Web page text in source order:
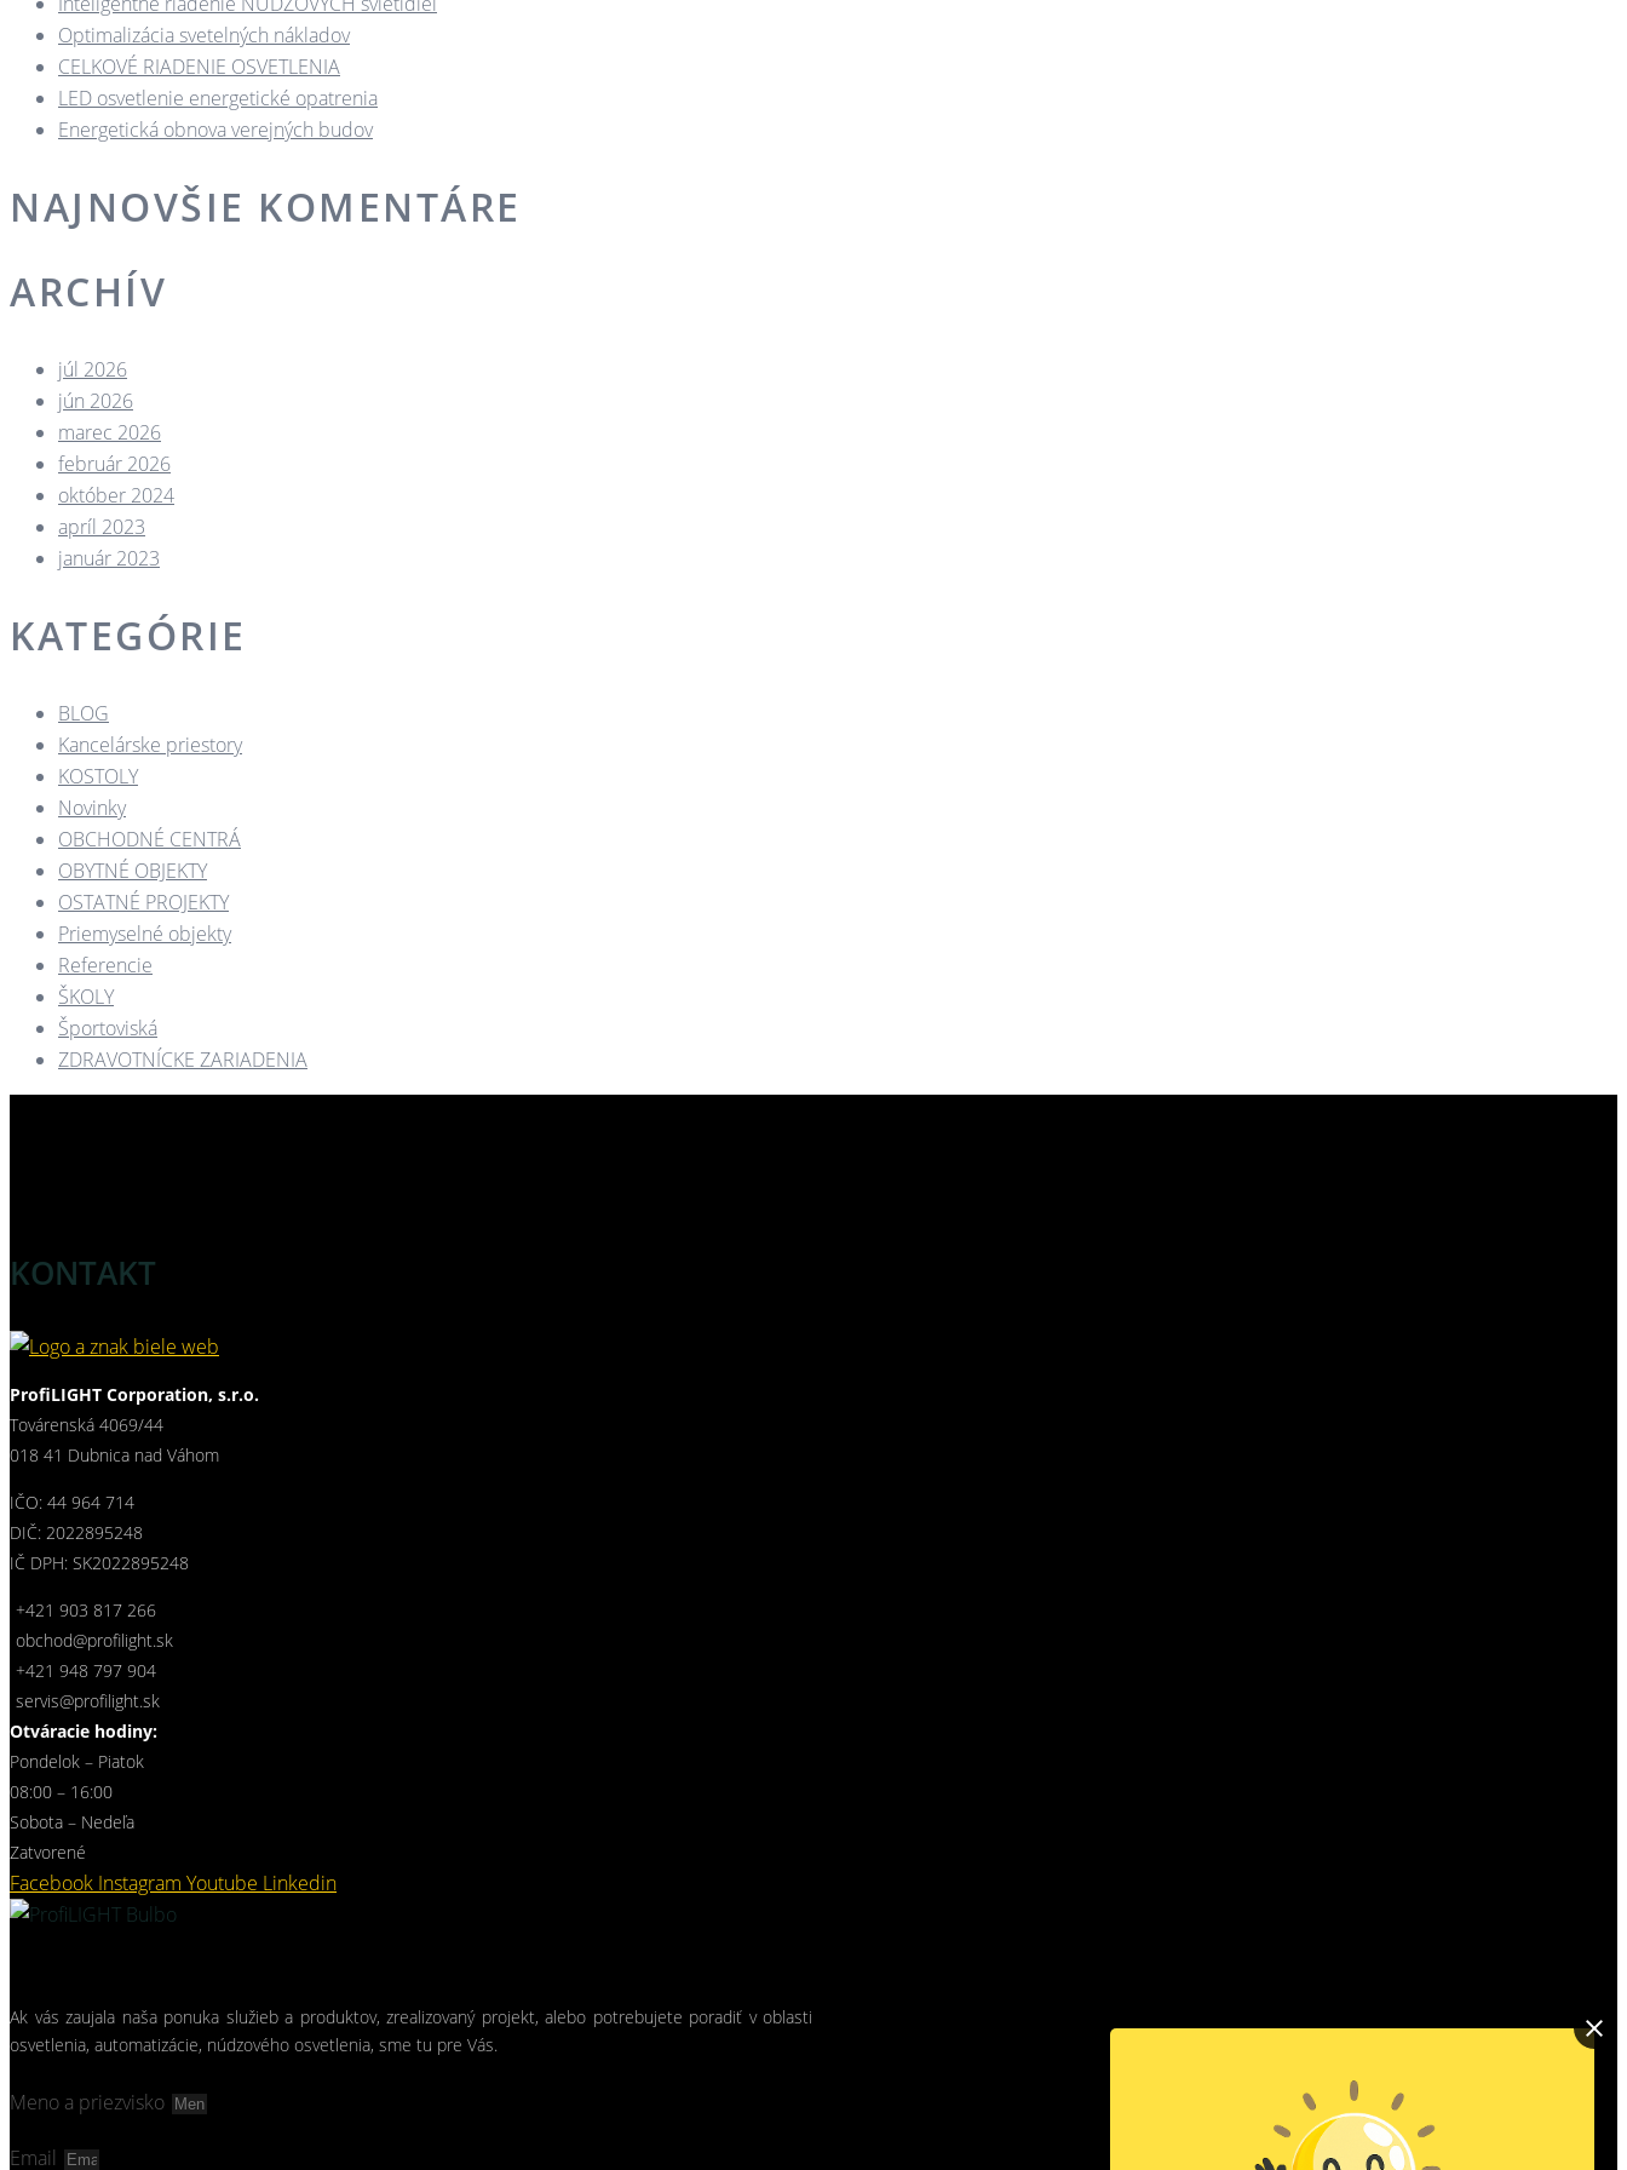
Optimalizácia svetelných nákladov
CELKOVÉ RIADENIE OSVETLENIA
LED osvetlenie energetické opatrenia
Energetická obnova verejných budov
NAJNOVŠIE KOMENTÁRE
ARCHÍV
júl 2026
jún 2026
marec 2026
február 2026
október 2024
apríl 2023
január 2023
KATEGÓRIE
BLOG
Kancelárske priestory
KOSTOLY​
Novinky
OBCHODNÉ CENTRÁ​
OBYTNÉ OBJEKTY​
OSTATNÉ PROJEKTY​
Priemyselné objekty
Referencie
ŠKOLY
Športoviská
ZDRAVOTNÍCKE ZARIADENIA​
KONTAKT
ProfiLIGHT Corporation, s.r.o.
Továrenská 4069/44
018 41 Dubnica nad Váhom
IČO: 44 964 714
DIČ: 2022895248
IČ DPH: SK2022895248
+421 903 817 266
obchod@profilight.sk
+421 948 797 904
servis@profilight.sk
Otváracie hodiny:
Pondelok – Piatok
08:00 – 16:00
Sobota – Nedeľa
Zatvorené
Facebook Instagram Youtube Linkedin
Ak vás zaujala naša ponuka služieb a produktov, zrealizovaný projekt, alebo potrebujete poradiť v oblasti
osvetlenia, automatizácie, núdzového osvetlenia, sme tu pre Vás.
Meno a priezvisko
Email